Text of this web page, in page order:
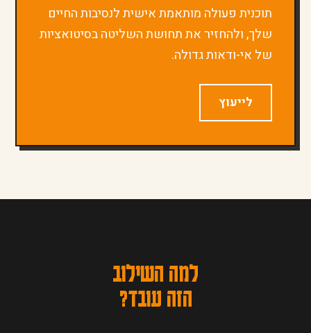
תוכנית פעולה מותאמת אישית לנסיבות החיים
שלך, ולהחזיר את תחושת השליטה בסיטואציות
של אי-ודאות גדולה.
לייעוץ
למה השילוב
הזה עובד?